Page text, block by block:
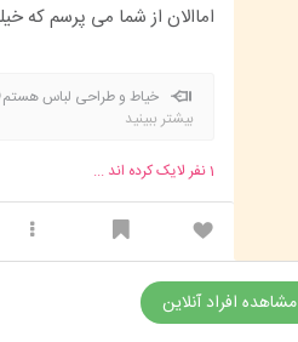
اماالان از شما می پرسم که
خیاط و طراحی لباس
بیشتر ببینید
1نفر لایک کرده اند ...
مشاهده افراد آنلاین